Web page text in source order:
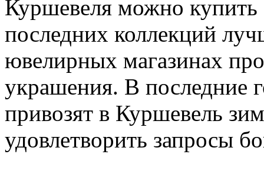
Куршевеля можно купить
последних коллекций
ювелирных магазинах
украшения. В последние
привозят в Куршевель
удовлетворить запросы